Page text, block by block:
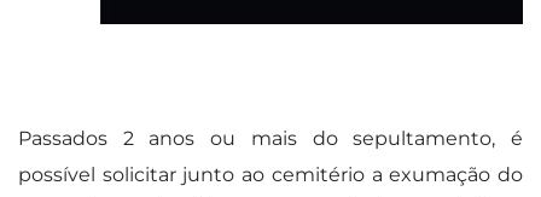
Passados 2 anos ou mais do sepultamento, é
possível solicitar junto ao cemitério a exumação do